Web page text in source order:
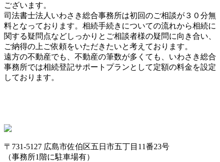
ございます。
司法書士法人いわさき総合事務所は初回のご相談が３０分無
料となっております。相続手続きについての流れから相続に
関する疑問点などしっかりとご相談者様の疑問に向き合い、
ご納得の上ご依頼をいただきたいと考えております。
遠方の不動産でも、不動産の筆数が多くても、いわさき総合
事務所では相続登記サポートプランとして定額の料金を設定
しております。
〒731-5127 広島市佐伯区五日市五丁目11番23号
（事務所1階に駐車場有）